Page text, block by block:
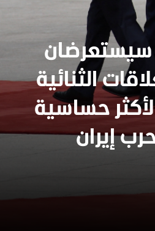
سيستعرضان
الثنائية
حساسية
إيران
كلهـم
جميعا